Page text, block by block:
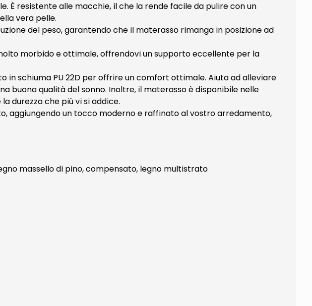
È resistente alle macchie, il che la rende facile da pulire con un
vera pelle.
del peso, garantendo che il materasso rimanga in posizione ad
morbido e ottimale, offrendovi un supporto eccellente per la
schiuma PU 22D per offrire un comfort ottimale. Aiuta ad alleviare
buona qualità del sonno. Inoltre, il materasso è disponibile nelle
durezza che più vi si addice.
aggiungendo un tocco moderno e raffinato al vostro arredamento,
massello di pino, compensato, legno multistrato